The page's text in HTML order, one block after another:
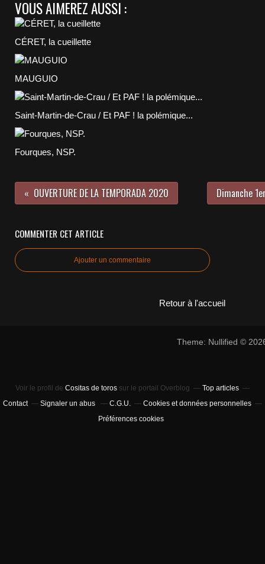
VOUS AIMEREZ AUSSI :
CÉRET, la cueillette
MAUGUIO
Saint-Martin-de-Crau / Et PAF ! la polémique...
Fourques, NSP.
OUVERTURE DE LA TEMPORADA 2020 Dimanche
COMMENTER CET ARTICLE
Ajouter un commentaire
Retour à l'accueil
Theme: Nullified ©
Voir le profil de Cositas de toros sur le portail Overblog
Top articles
Contact
Signaler un abus C.G.U.
Cookies et données personnelles
Préférences cookies